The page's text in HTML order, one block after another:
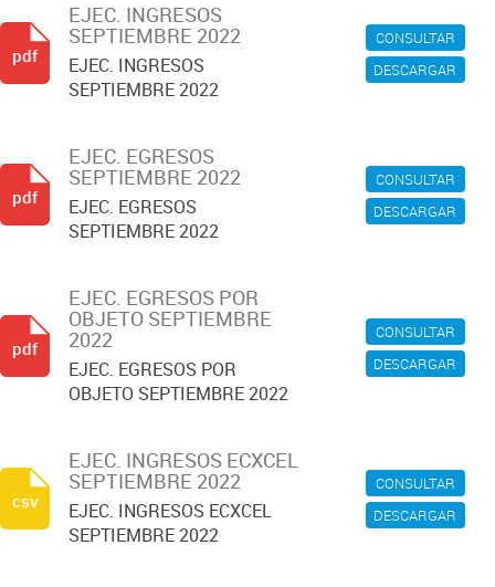
CONSULTAR
DESCARGAR
EJEC. INGRESOS
SEPTIEMBRE 2022
EJEC. INGRESOS
SEPTIEMBRE 2022
pdf
CONSULTAR
DESCARGAR
EJEC. EGRESOS
SEPTIEMBRE 2022
EJEC. EGRESOS
SEPTIEMBRE 2022
pdf
CONSULTAR
DESCARGAR
EJEC. EGRESOS POR
OBJETO SEPTIEMBRE
2022
EJEC. EGRESOS POR
OBJETO SEPTIEMBRE 2022
pdf
CONSULTAR
DESCARGAR
EJEC. INGRESOS ECXCEL
SEPTIEMBRE 2022
EJEC. INGRESOS ECXCEL
SEPTIEMBRE 2022
csv